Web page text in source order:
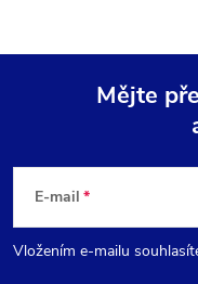
p
Mějte
E-mail
Vložením e-mailu